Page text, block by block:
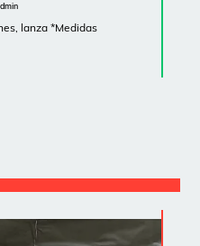
lanza *Medidas